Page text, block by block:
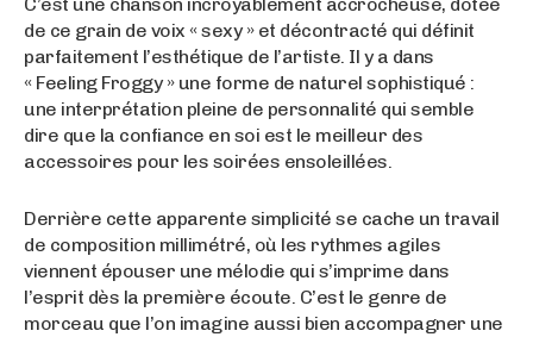
de ce grain de voix « sexy » et décontracté qui définit
parfaitement l’esthétique de l’artiste. Il y a dans
« Feeling Froggy » une forme de naturel sophistiqué :
une interprétation pleine de personnalité qui semble
dire que la confiance en soi est le meilleur des
accessoires pour les soirées ensoleillées.
Derrière cette apparente simplicité se cache un travail
de composition millimétré, où les rythmes agiles
viennent épouser une mélodie qui s’imprime dans
l’esprit dès la première écoute. C’est le genre de
morceau que l’on imagine aussi bien accompagner une